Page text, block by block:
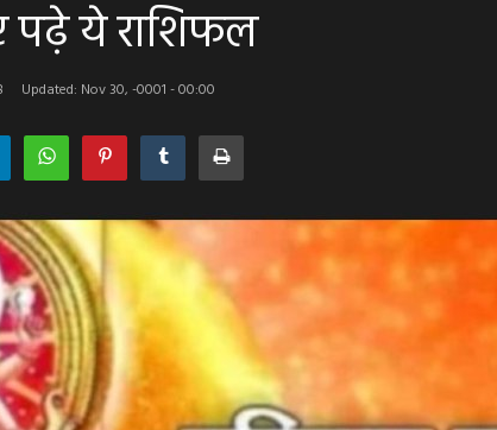
पढ़े ये राशिफल
Updated: Nov 30, -0001 - 00:00